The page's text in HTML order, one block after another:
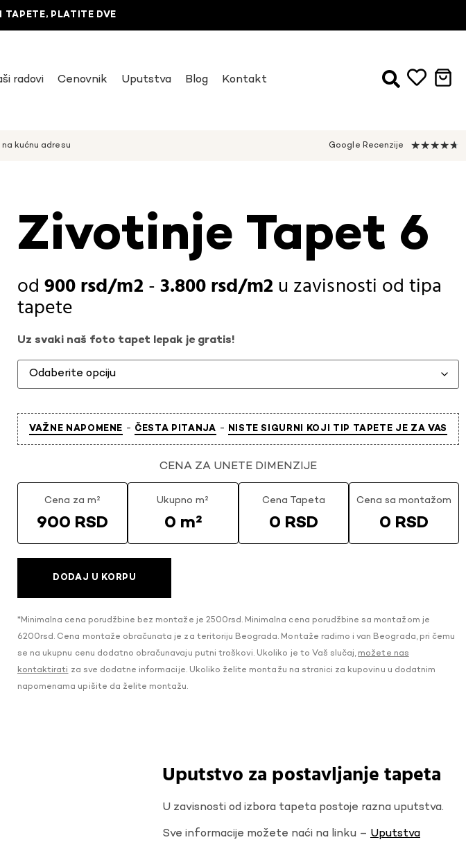
TAPETE, PLATITE DVE
radovi Cenovnik Uputstva Blog Kontakt
kućnu adresu Google Recenzije ★★★★★
Zivotinje Tapet 6
900rsd -3.800rsd u zavisnosti od tipa
tapete
Uz svaki naš foto tapet lepak je gratis!
VAŽNE NAPOMENE - ČESTA PITANJA - NISTE SIGURNI KOJI TIP TAPETE JE ZA VAS
CENA ZA UNETE DIMENZIJE
Cena za m²
900 RSD
Ukupno m²
0 m²
Cena Tapeta
0 RSD
Cena sa montažom
0 RSD
DODAJ U KORPU
*Minimalna cena porudžbine bez montaže je 2500rsd. Minimalna cena porudžbine sa montažom je
6200rsd. Cena montaže obračunata je za teritoriju Beograda. Montaže radimo i van Beograda, pri čemu
se na ukupnu cenu dodatno obračunavaju putni troškovi. Ukoliko je to Vaš slučaj, možete nas
kontaktirati za sve dodatne informacije. Ukoliko želite montažu na stranici za kupovinu u dodatnim
napomenama upišite da želite montažu.
Uputstvo za postavljanje tapeta
U zavisnosti od izbora tapeta postoje razna uputstva.
Sve informacije možete naći na linku – Uputstva